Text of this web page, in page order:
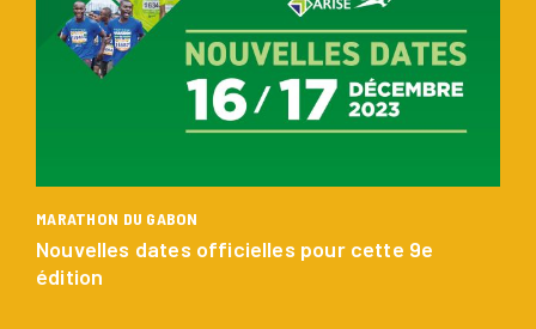
Nouvelles dates officielles pour cette 9e
édition
MARATHON DU GABON